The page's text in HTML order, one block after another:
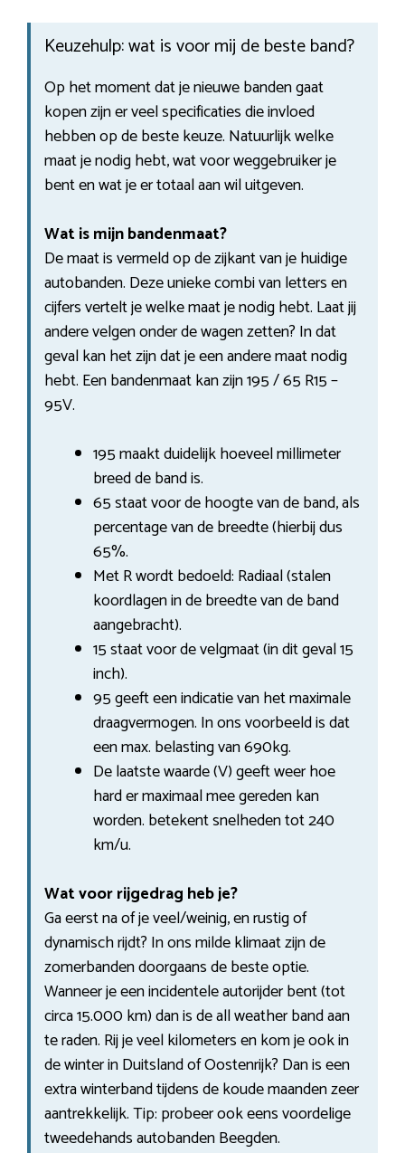
Keuzehulp: wat is voor mij de beste band?
Op het moment dat je nieuwe banden gaat
kopen zijn er veel specificaties die invloed
hebben op de beste keuze. Natuurlijk welke
maat je nodig hebt, wat voor weggebruiker je
bent en wat je er totaal aan wil uitgeven.
Wat is mijn bandenmaat?
De maat is vermeld op de zijkant van je huidige
autobanden. Deze unieke combi van letters en
cijfers vertelt je welke maat je nodig hebt. Laat jij
andere velgen onder de wagen zetten? In dat
geval kan het zijn dat je een andere maat nodig
hebt. Een bandenmaat kan zijn 195 / 65 R15 –
95V.
195 maakt duidelijk hoeveel millimeter
breed de band is.
65 staat voor de hoogte van de band, als
percentage van de breedte (hierbij dus
65%.
Met R wordt bedoeld: Radiaal (stalen
koordlagen in de breedte van de band
aangebracht).
15 staat voor de velgmaat (in dit geval 15
inch).
95 geeft een indicatie van het maximale
draagvermogen. In ons voorbeeld is dat
een max. belasting van 690kg.
De laatste waarde (V) geeft weer hoe
hard er maximaal mee gereden kan
worden. betekent snelheden tot 240
km/u.
Wat voor rijgedrag heb je?
Ga eerst na of je veel/weinig, en rustig of
dynamisch rijdt? In ons milde klimaat zijn de
zomerbanden doorgaans de beste optie.
Wanneer je een incidentele autorijder bent (tot
circa 15.000 km) dan is de all weather band aan
te raden. Rij je veel kilometers en kom je ook in
de winter in Duitsland of Oostenrijk? Dan is een
extra winterband tijdens de koude maanden zeer
aantrekkelijk. Tip: probeer ook eens voordelige
tweedehands autobanden Beegden.